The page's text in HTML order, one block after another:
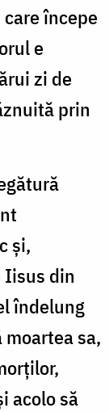
începe
e
zi de
prin
și,
Iisus din
îndelung
sa,
acolo să